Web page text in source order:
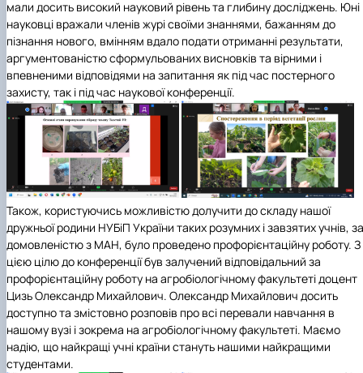
мали досить високий науковий рівень та глибину досліджень. Юні
науковці вражали членів журі своїми знаннями, бажанням до
пізнання нового, вмінням вдало подати отриманні результати,
аргументованістю сформульованих висновків та вірними і
впевненими відповідями на запитання як під час постерного
захисту, так і під час наукової конференції.
Також, користуючись можливістю долучити до складу нашої
дружньої родини НУБіП України таких розумних і завзятих учнів, за
домовленістю з МАН, було проведено профорієнтаційну роботу. З
цією цілю до конференції був залучений відповідальний за
профорієнтаційну роботу на агробіологічному факультеті доцент
Цизь Олександр Михайлович. Олександр Михайлович досить
доступно та змістовно розповів про всі перевали навчання в
нашому вузі і зокрема на агробіологічному факультеті. Маємо
надію, що найкращі учні країни стануть нашими найкращими
студентами.